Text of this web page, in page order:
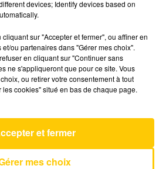
CRANBERRIES
AVEYRON NORD
devices; Identify devices based on
sur "Accepter et fermer", ou affiner en
ou partenaires dans "Gérer mes choix".
en cliquant sur "Continuer sans
ne s'appliqueront que pour ce site. Vous
ou retirer votre consentement à tout
cookies" situé en bas de chaque page.
mes choix
et fermer